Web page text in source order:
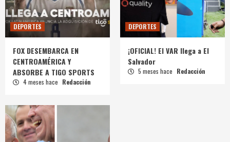
DEPORTES
FOX DESEMBARCA EN
CENTROAMÉRICA Y
ABSORBE A TIGO SPORTS
4 meses hace Redacción
DEPORTES
¡OFICIAL! El VAR llega a El
Salvador
5 meses hace Redacción